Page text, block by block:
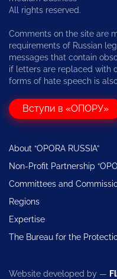
All rights reserved.
Comments on the site are
requirements of Russian
messages that contain
if letters are replaced with
forms of hate speech is
Вступи в «ОПОРУ»
About “OPORA RUSSIA”
Non-Profit Partnership
Committees and
Regions
Expertise
The Bureau for the
Website developed by —